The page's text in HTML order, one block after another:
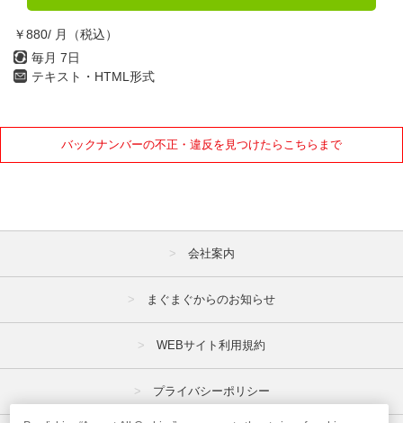
￥880/ 月（税込）
毎月 7日
テキスト・HTML形式
バックナンバーの不正・違反を見つけたらこちらまで
会社案内
まぐまぐからのお知らせ
WEBサイト利用規約
プライバシーポリシー